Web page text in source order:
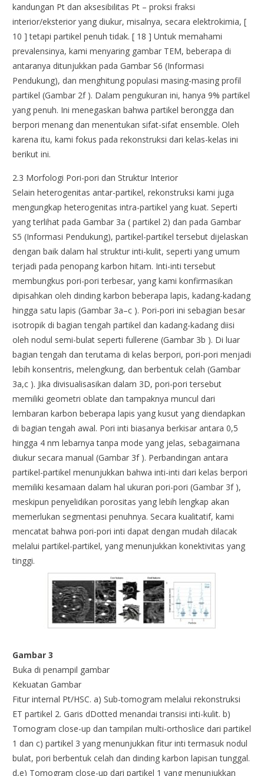
kandungan Pt dan aksesibilitas Pt – proksi fraksi
interior/eksterior yang diukur, misalnya, secara elektrokimia, [
10 ] tetapi partikel penuh tidak. [ 18 ] Untuk memahami
prevalensinya, kami menyaring gambar TEM, beberapa di
antaranya ditunjukkan pada Gambar S6 (Informasi
Pendukung), dan menghitung populasi masing-masing profil
partikel (Gambar 2f ). Dalam pengukuran ini, hanya 9% partikel
yang penuh. Ini menegaskan bahwa partikel berongga dan
berpori menang dan menentukan sifat-sifat ensemble. Oleh
karena itu, kami fokus pada rekonstruksi dari kelas-kelas ini
berikut ini.
2.3 Morfologi Pori-pori dan Struktur Interior
Selain heterogenitas antar-partikel, rekonstruksi kami juga
mengungkap heterogenitas intra-partikel yang kuat. Seperti
yang terlihat pada Gambar 3a ( partikel 2) dan pada Gambar
S5 (Informasi Pendukung), partikel-partikel tersebut dijelaskan
dengan baik dalam hal struktur inti-kulit, seperti yang umum
terjadi pada penopang karbon hitam. Inti-inti tersebut
membungkus pori-pori terbesar, yang kami konfirmasikan
dipisahkan oleh dinding karbon beberapa lapis, kadang-kadang
hingga satu lapis (Gambar 3a–c ). Pori-pori ini sebagian besar
isotropik di bagian tengah partikel dan kadang-kadang diisi
oleh nodul semi-bulat seperti fullerene (Gambar 3b ). Di luar
bagian tengah dan terutama di kelas berpori, pori-pori menjadi
lebih konsentris, melengkung, dan berbentuk celah (Gambar
3a,c ). Jika divisualisasikan dalam 3D, pori-pori tersebut
memiliki geometri oblate dan tampaknya muncul dari
lembaran karbon beberapa lapis yang kusut yang diendapkan
di bagian tengah awal. Pori inti biasanya berkisar antara 0,5
hingga 4 nm lebarnya tanpa mode yang jelas, sebagaimana
diukur secara manual (Gambar 3f ). Perbandingan antara
partikel-partikel menunjukkan bahwa inti-inti dari kelas berpori
memiliki kesamaan dalam hal ukuran pori-pori (Gambar 3f ),
meskipun penyelidikan porositas yang lebih lengkap akan
memerlukan segmentasi penuhnya. Secara kualitatif, kami
mencatat bahwa pori-pori inti dapat dengan mudah dilacak
melalui partikel-partikel, yang menunjukkan konektivitas yang
tinggi.
Gambar 3
Buka di penampil gambar
Kekuatan Gambar
Fitur internal Pt/HSC. a) Sub-tomogram melalui rekonstruksi
ET partikel 2. Garis dDotted menandai transisi inti-kulit. b)
Tomogram close-up dan tampilan multi-orthoslice dari partikel
1 dan c) partikel 3 yang menunjukkan fitur inti termasuk nodul
bulat, pori berbentuk celah dan dinding karbon lapisan tunggal.
d,e) Tomogram close-up dari partikel 1 yang menunjukkan